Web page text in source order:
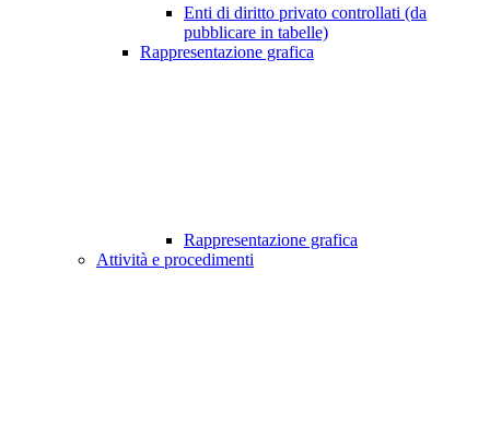
Enti di diritto privato controllati (da
pubblicare in tabelle)
Rappresentazione grafica
Rappresentazione grafica
Attività e procedimenti